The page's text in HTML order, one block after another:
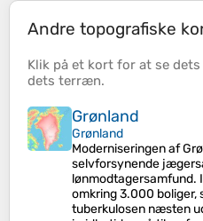
Andre topografiske
Klik på et kort for at se dets
dets terræn.
Grønland
Grønland
Moderniseringen af
selvforsynende
lønmodtagersamfund.
omkring 3.000 boliger,
tuberkulosen næsten